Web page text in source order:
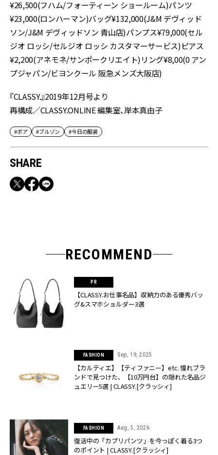
¥26,500(フハム/フォーティーン ショールーム)パンツ
¥23,000(ロンハーマン)バッグ¥132,000(J&M デヴィッド
ソン/J&M デヴィッドソン 青山店)パンプス¥79,000(セル
ジオ ロッシ/セルジオ ロッシ カスタマーサービス)ピアス
¥2,200(アネモネ/サンポークリエイト)リング¥8,00(0 アン
プジャパン/ビヨンクール 阪急メンズ大阪店)
『CLASSY.』2019年12月号より
再構成／CLASSY.ONLINE 編集室、岸本真由子
#ボア #ブルゾン #今日の服装
SHARE
RECOMMEND
【CLASSY.お仕事名品】収納力のある優秀バッ
グ&スマホショルダー3選
FASHION Sep, 19, 2025
【カルティエ】【ティファニー】etc. 憧れブラ
ンドで見つけた、【10万円台】の隠れた名品ジ
ュエリー5選 | CLASSY.[クラッシィ]
FASHION Aug, 5, 2026
復活中の「カプリパンツ」を今っぽく着る3つ
のポイント | CLASSY.[クラッシィ]